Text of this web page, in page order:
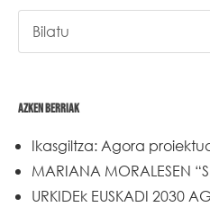
AZKEN BERRIAK
Ikasgiltza: Agora
MARIANA MORALESEN
URKIDEk EUSKADI 2030